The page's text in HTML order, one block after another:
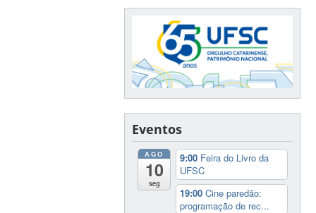
Eventos
AGO
10
seg
9:00 Feira do Livro da
UFSC
19:00Cine paredão:
programação de rec...